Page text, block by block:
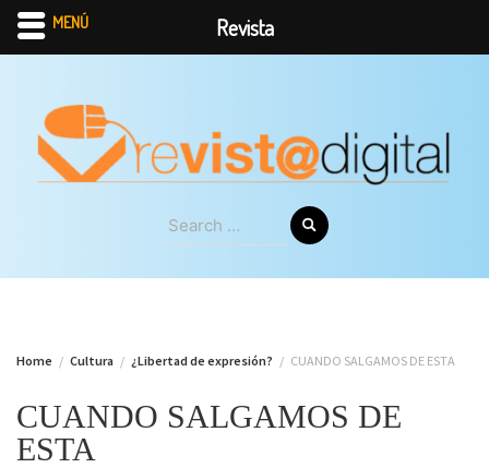
content
Search
for:
Home Cultura ¿Libertad de expresión? CUANDO SALGAMOS DE ESTA
CUANDO SALGAMOS DE
ESTA
MENÚ Revista